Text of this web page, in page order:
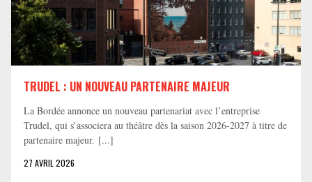
TRUDEL : UN NOUVEAU PARTENAIRE MAJEUR
La Bordée annonce un nouveau partenariat avec l’entreprise
Trudel, qui s’associera au théâtre dès la saison 2026-2027 à titre de
partenaire majeur. [...]
27 AVRIL 2026